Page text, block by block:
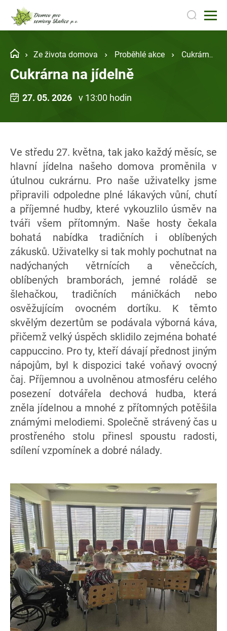
Ze života domova Proběhlé akce Cukrárna na jídelně
Cukrárna na jídelně
27. 05. 2026 v 13:00 hodin
Ve středu 27. května, tak jako každý měsíc, se
hlavní jídelna našeho domova proměnila v
útulnou cukrárnu. Pro naše uživatelky jsme
připravili odpoledne plné lákavých vůní, chutí
a příjemné hudby, které vykouzlilo úsměv na
tváři všem přítomným. Naše hosty čekala
bohatá nabídka tradičních i oblíbených
zákusků. Uživatelky si tak mohly pochutnat na
nadýchaných větrnících a věnečcích,
oblíbených bramborách, jemné roládě se
šlehačkou, tradičních máničkách nebo
osvěžujícím ovocném dortíku. K těmto
skvělým dezertům se podávala výborná káva,
přičemž velký úspěch sklidilo zejména bohaté
cappuccino. Pro ty, kteří dávají přednost jiným
nápojům, byl k dispozici také voňavý ovocný
čaj. Příjemnou a uvolněnou atmosféru celého
posezení dotvářela dechová hudba, která
zněla jídelnou a mnohé z přítomných potěšila
známými melodiemi. Společně strávený čas u
prostřeného stolu přinesl spoustu radosti,
sdílení vzpomínek a dobré nálady.